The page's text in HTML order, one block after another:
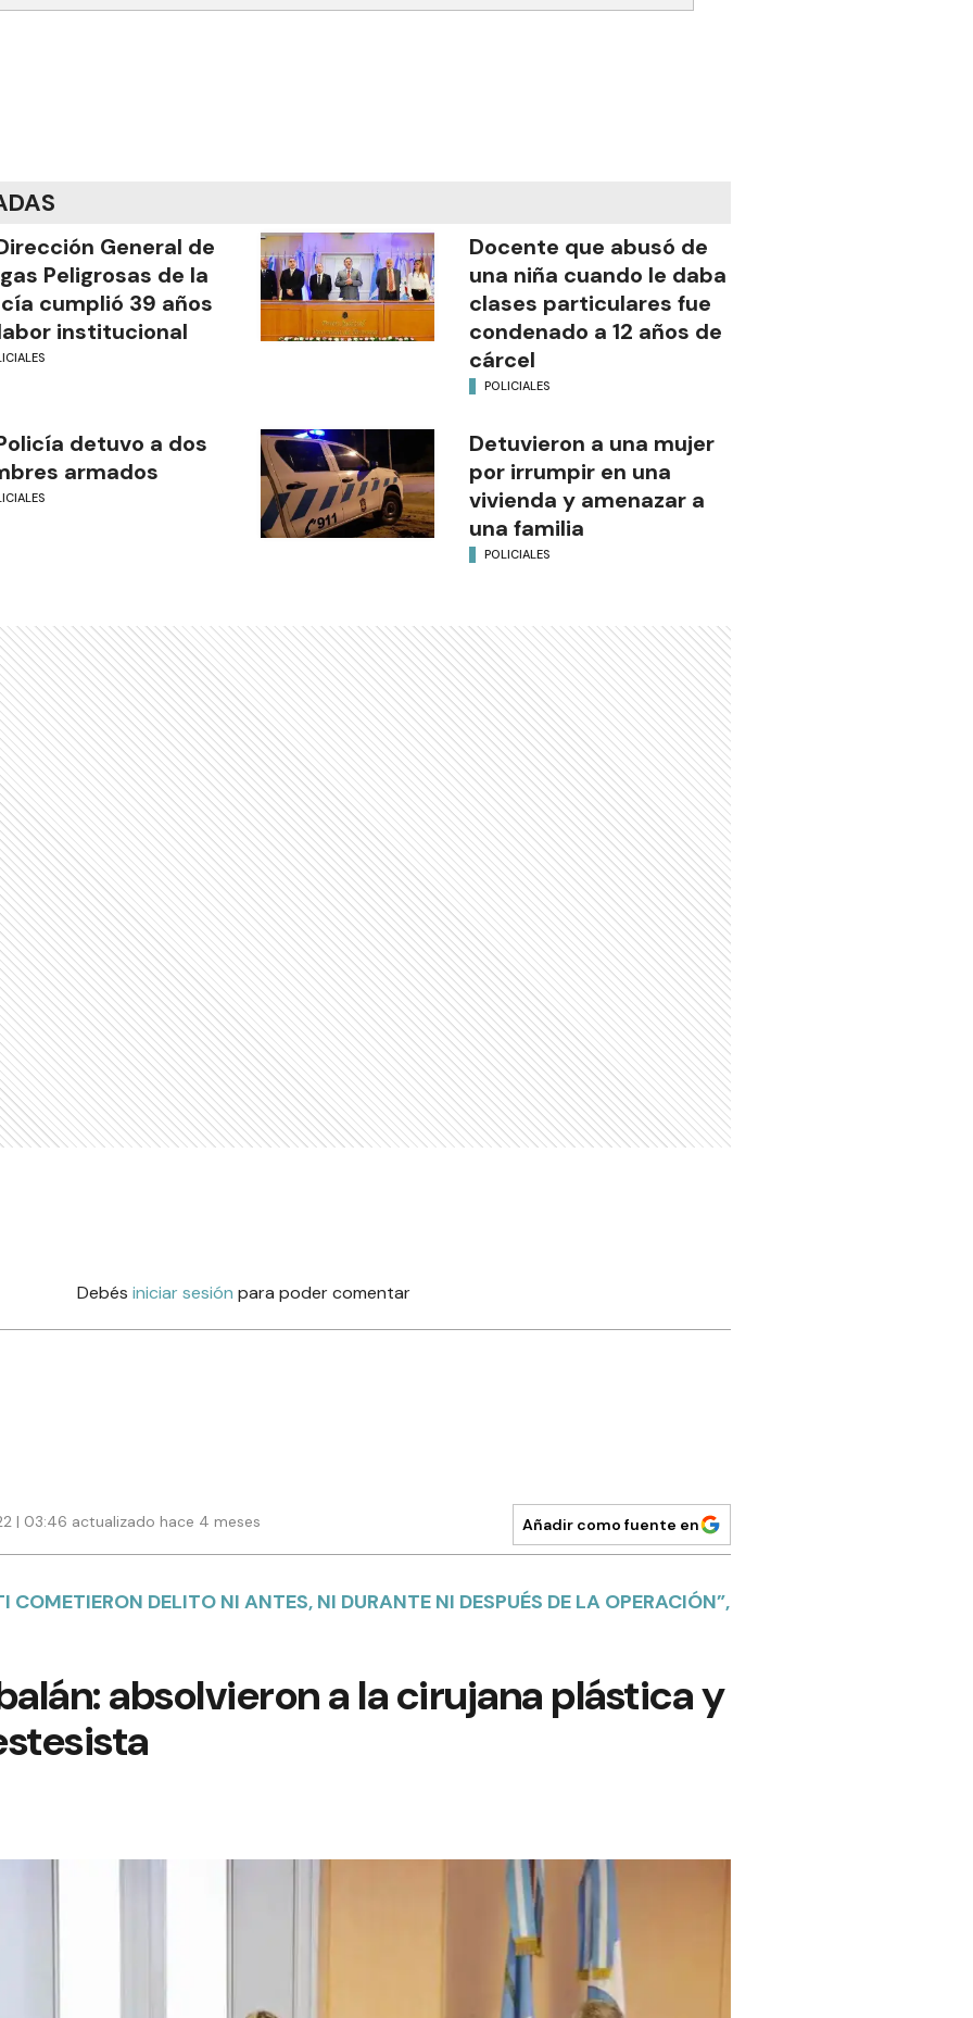
General de
Peligrosas de la
cumplió 39 años
institucional
Docente que abusó de
una niña cuando le daba
clases particulares fue
condenado a 12 años de
cárcel
POLICIALES
detuvo a dos
armados
Detuvieron a una mujer
por irrumpir en una
vivienda y amenazar a
una familia
POLICIALES
Debés iniciar sesión para poder comentar
| 03:46 actualizado hace 4 meses Añadir como fuente en
DELITO NI ANTES, NI DURANTE NI DESPUÉS DE LA OPERACIÓN”,
absolvieron a la cirujana plástica y